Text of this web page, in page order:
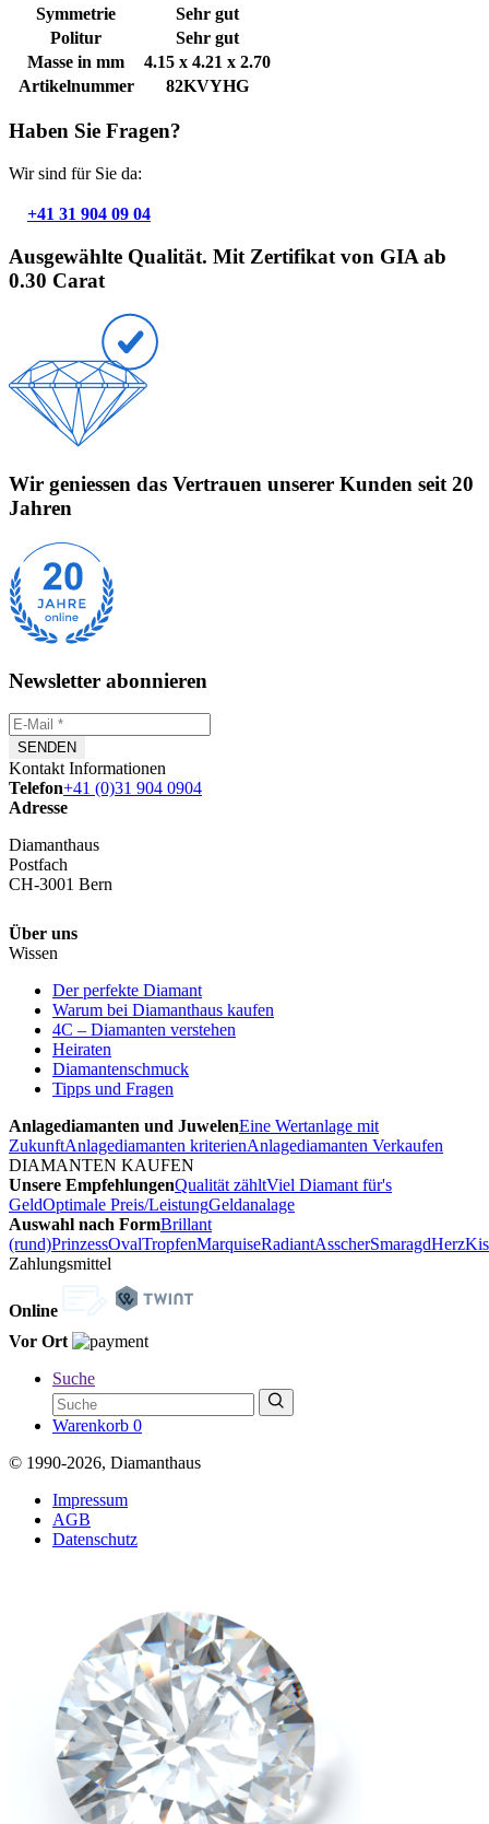
Symmetrie
Sehr gut
Politur
Sehr gut
Masse in mm
4.15 x 4.21 x 2.70
Artikelnummer
82KVYHG
Haben Sie Fragen?
Wir sind für Sie da:
+41 31 904 09 04
Ausgewählte Qualität. Mit Zertifikat von GIA ab
0.30 Carat
Wir geniessen das Vertrauen unserer Kunden seit 20
Jahren
Newsletter abonnieren
Kontakt Informationen
Telefon+41 (0)31 904 0904
Adresse
Diamanthaus
Postfach
CH-3001 Bern
Über uns
Wissen
Der perfekte Diamant
Warum bei Diamanthaus kaufen
4C – Diamanten verstehen
Heiraten
Diamantenschmuck
Tipps und Fragen
Anlagediamanten und JuwelenEine Wertanlage mit
ZukunftAnlagediamanten kriterienAnlagediamanten Verkaufen
DIAMANTEN KAUFEN
Unsere EmpfehlungenQualität zähltViel Diamant für's
GeldOptimale Preis/LeistungGeldanalage
Auswahl nach FormBrillant
(rund)PrinzessOvalTropfenMarquiseRadiantAsscherSmaragdHerz
Zahlungsmittel
Online
Vor Ort
Suche
Warenkorb 0
© 1990-2026, Diamanthaus
Impressum
AGB
Datenschutz